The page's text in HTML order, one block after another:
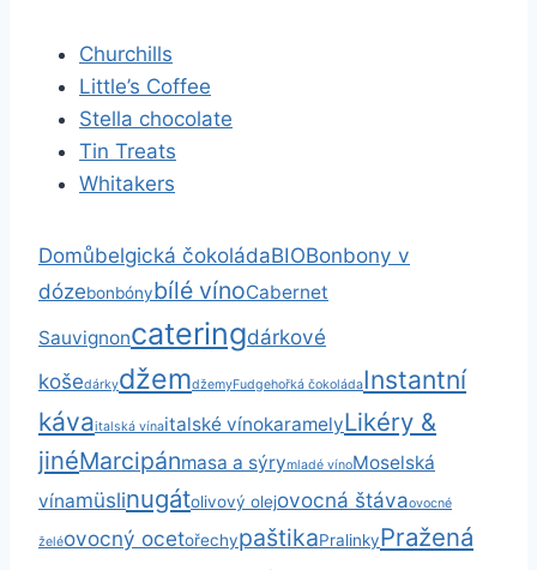
Churchills
Little’s Coffee
Stella chocolate
Tin Treats
Whitakers
Domůbelgická čokoládaBIOBonbony v
dózebonbónybílé vínoCabernet
Sauvignoncateringdárkové
košedárkydžemdžemyFudgehořká čokoládaInstantní
kávaitalská vínaitalské vínokaramelyLikéry &
jinéMarcipánmasa a sýrymladé vínoMoselská
vínamüslinugátolivový olejovocná štávaovocné
želéovocný ocetořechypaštikaPralinkyPražená